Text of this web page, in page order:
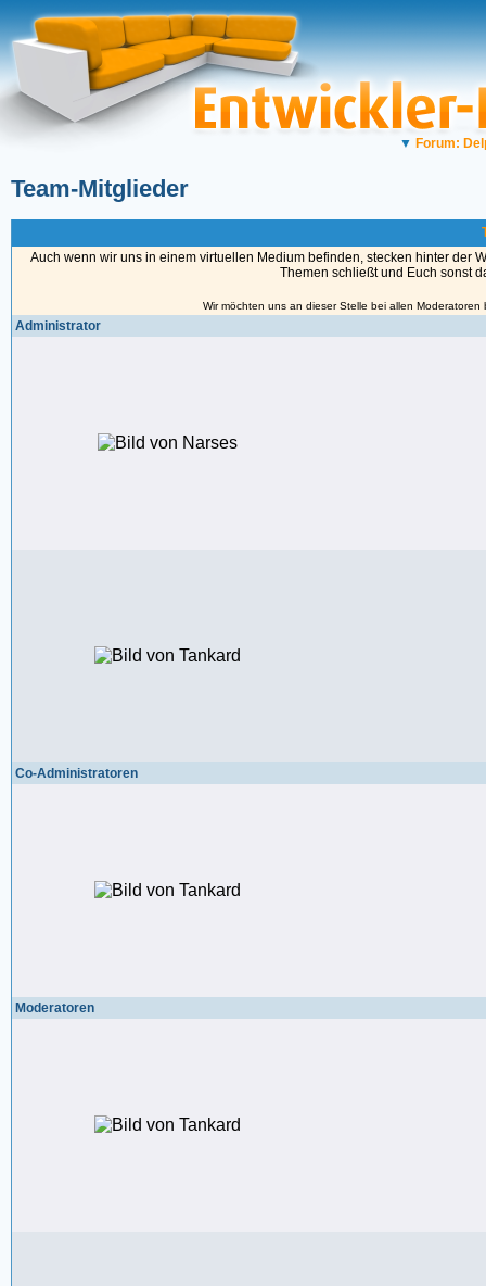
▼ Forum:
Team-Mitglieder
Auch wenn wir uns in einem virtuellen Medium befinden, stecken hinter der
Themen schließt und Euch sonst
Wir möchten uns an dieser Stelle bei allen
Administrator
Co-Administratoren
Moderatoren